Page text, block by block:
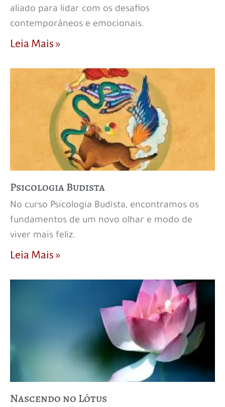
aliado para lidar com os desafios
contemporâneos e emocionais.
Leia Mais »
Psicologia Budista
No curso Psicologia Budista, encontramos os
fundamentos de um novo olhar e modo de
viver mais feliz.
Leia Mais »
Nascendo no Lótus